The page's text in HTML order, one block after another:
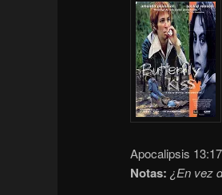
Apocalipsis
Notas: ¿En vez